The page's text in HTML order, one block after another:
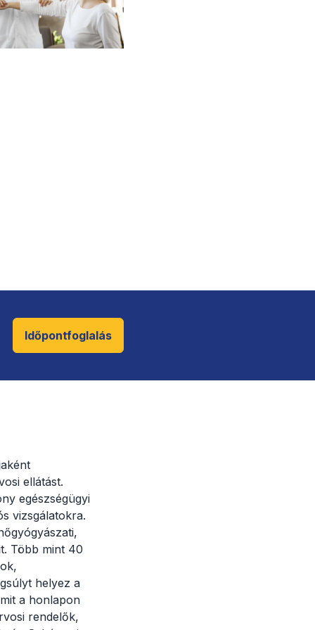
Időpontfoglalás
ellátást.
egészségügyi
vizsgálatokra.
Több mint 40
helyez a
a honlapon
rendelők,